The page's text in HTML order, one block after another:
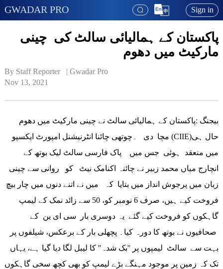
GWADAR PRO Sign in
پاکستان کے ہمالیائی سالٹ کی چینی
مارکیٹ میں دھوم
By Staff Reporter   | Gwadar Pro
Nov 13, 2021
مچا دی ۔چوتھی چائنا انٹرنیشنل امپورٹ ایکسپو (CIIE)حال ہی
میں منعقد ہوئی جس میں پاک فارسی سالٹ لیک بوتھ کے
انچارج میاں محمد زبیر نے چائنہ اکنامک نیٹ کو روانی سے چینی
زبان میں پرجوش انداز میں بتایا کہ میں نے اتنے دنوں میں چار بیچ
فروخت کیے ہیں، صرف 6 نومبر کو، 50 سے زائد نمک کے لیمپ
گاہکوں کو فروخت کیے گئے یہ دوسری بار سی ای ین کے
صحافیوں نے بوتھ کا دورہ کیا۔ پچھلی بار کے برعکس، شیلفوں پر
بہت سے سالٹ لیمپوں پر ''بک شدہ'' کا لیبل لگا دیا گیا ہے، یہاں
تک کہ زمین پر موجود مہنگے بڑے لیمپ کو بھی کچھ سخی گاہکوں